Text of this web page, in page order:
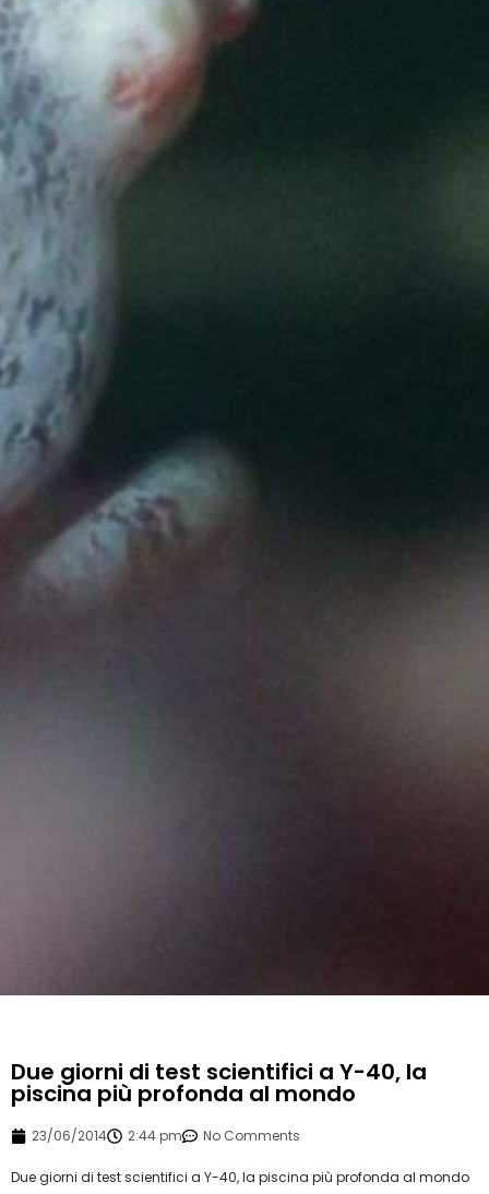
Due giorni di test scientifici a Y-40, la
piscina più profonda al mondo
23/06/2014 2:44 pm No Comments
Due giorni di test scientifici a Y-40, la piscina più profonda al mondo